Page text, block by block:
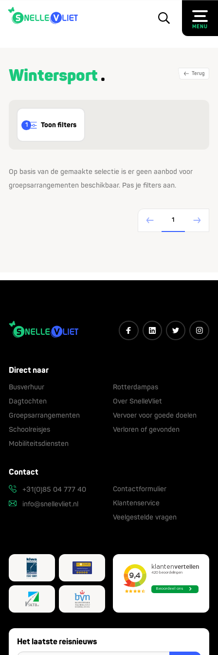
MENU
Terug
Wintersport
Toon filters
1
Op basis van de gemaakte selectie is er geen aanbod voor
groepsarrangementen beschikbaar. Pas je filters aan.
1
Direct naar
Busverhuur
Dagtochten
Groepsarrangementen
Schoolreisjes
Mobiliteitsdiensten
Rotterdampas
Over SnelleVliet
Vervoer voor goede doelen
Verloren of gevonden
Contact
+31(0)85 04 777 40
info@snellevliet.nl
Contactformulier
Klantenservice
Veelgestelde vragen
Het laatste reisnieuws